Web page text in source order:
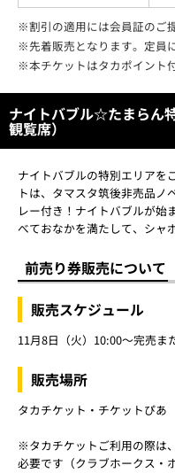
※割引の適用には会員証のご
※先着販売となります。定員
※本チケットはタカポイント
ナイトバブル☆たまらん
観覧席）
ナイトバブルの特別エリアを
トは、タマスタ筑後非売品ノ
レー付き！ナイトバブルが始
べておなかを満たして、シャ
前売り券販売について
販売スケジュール
11月8日（火）10:00～完売ま
販売場所
タカチケット・チケットぴあ
※タカチケットご利用の際は
必要です（クラブホークス・